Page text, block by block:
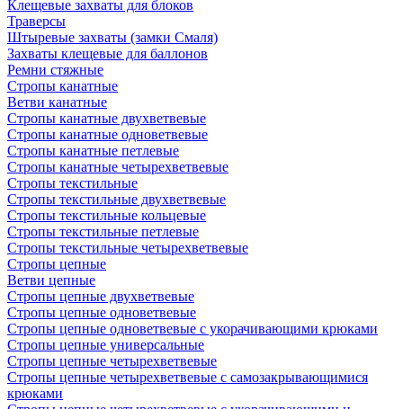
Клещевые захваты для блоков
Траверсы
Штыревые захваты (замки Смаля)
Захваты клещевые для баллонов
Ремни стяжные
Стропы канатные
Ветви канатные
Стропы канатные двухветвевые
Стропы канатные одноветвевые
Стропы канатные петлевые
Стропы канатные четырехветвевые
Стропы текстильные
Стропы текстильные двухветвевые
Стропы текстильные кольцевые
Стропы текстильные петлевые
Стропы текстильные четырехветвевые
Стропы цепные
Ветви цепные
Стропы цепные двухветвевые
Стропы цепные одноветвевые
Стропы цепные одноветвевые с укорачивающими крюками
Стропы цепные универсальные
Стропы цепные четырехветвевые
Стропы цепные четырехветвевые с самозакрывающимися
крюками